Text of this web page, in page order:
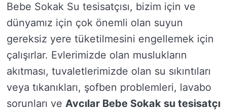
Bebe Sokak Su tesisatçısı, bizim için ve
dünyamız için çok önemli olan suyun
gereksiz yere tüketilmesini engellemek için
çalışırlar. Evlerimizde olan muslukların
akıtması, tuvaletlerimizde olan su sıkıntıları
veya tıkanıkları, şofben problemleri, lavabo
sorunları ve Avcılar Bebe Sokak su tesisatçı